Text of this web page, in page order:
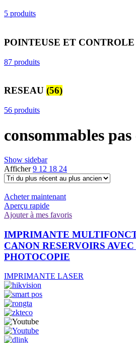
5 produits
POINTEUSE ET
87 produits
RESEAU (56)
56 produits
consommables pas
Show sidebar
Afficher9 12 18 24
Acheter maintenant
Aperçu rapide
Ajouter à mes favoris
IMPRIMANTE
CANON RESERVOIRS
PHOTOCOPIE
IMPRIMANTE LASER